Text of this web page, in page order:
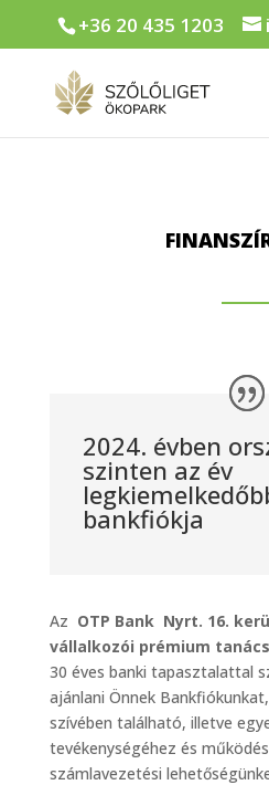
+36 20 435 1203
2024. évben
szinten az év
bankfiókja
Az OTP Bank Nyrt. 16.
vállalkozói prémium
30 éves banki tapasztalattal
ajánlani Önnek
szívében található, illetve
tevékenységéhez és
számlavezetési